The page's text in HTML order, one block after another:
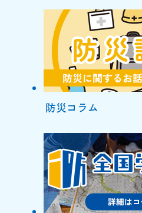
防災コラム